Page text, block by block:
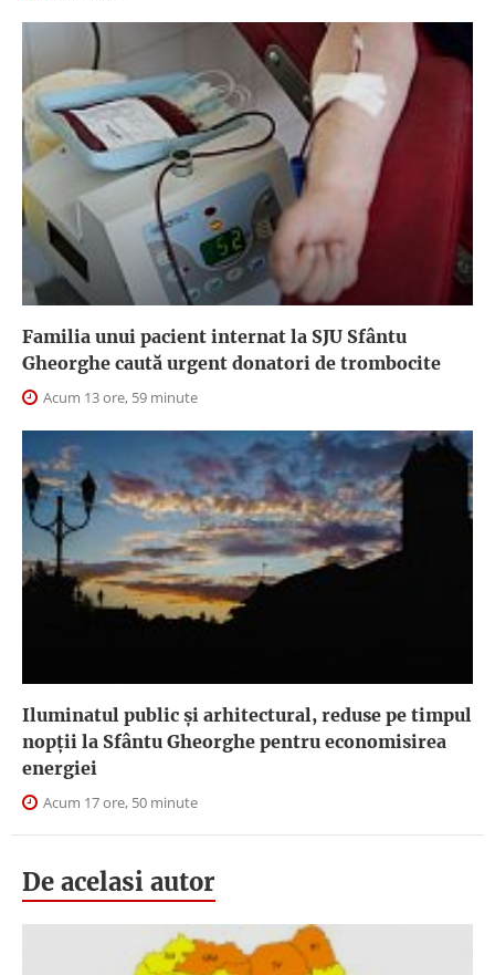
Familia unui pacient internat la SJU Sfântu
Gheorghe caută urgent donatori de trombocite
Acum 13 ore, 59 minute
Iluminatul public şi arhitectural, reduse pe timpul
nopţii la Sfântu Gheorghe pentru economisirea
energiei
Acum 17 ore, 50 minute
De acelasi autor